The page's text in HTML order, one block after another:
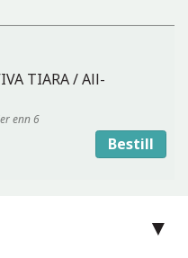
TIARA / All-
enn 6
Bestill